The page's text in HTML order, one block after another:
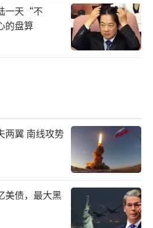
一天“不
的盘算
两翼 南线攻势
美债，最大黑